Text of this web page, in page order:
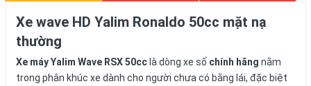
Xe wave HD Yalim Ronaldo 50cc mặt nạ
thường
Xe máy Yalim Wave RSX 50cc là dòng xe số chính hãng nằm
trong phân khúc xe dành cho người chưa có bằng lái, đặc biệt